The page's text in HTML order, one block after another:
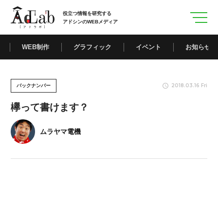
役立つ情報を研究する
アドシンのWEBメディア
WEB制作 グラフィック イベント お知らせ
バックナンバー 2018.03.16 Fri
欅って書けます？
ムラヤマ電機